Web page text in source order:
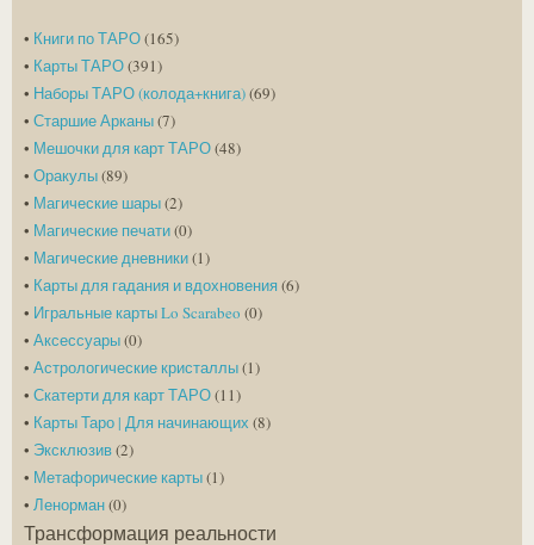
• Книги по ТАРО(165)
• Карты ТАРО(391)
• Наборы ТАРО (колода+книга)(69)
• Старшие Арканы(7)
• Мешочки для карт ТАРО(48)
• Оракулы(89)
• Магические шары(2)
• Магические печати(0)
• Магические дневники(1)
• Карты для гадания и вдохновения(6)
• Игральные карты Lo Scarabeo (0)
• Аксессуары(0)
• Астрологические кристаллы(1)
• Скатерти для карт ТАРО(11)
• Карты Таро | Для начинающих (8)
• Эксклюзив(2)
• Метафорические карты(1)
• Ленорман(0)
Трансформация реальности